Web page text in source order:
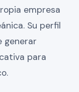
empresa
Su perfil
generar
para